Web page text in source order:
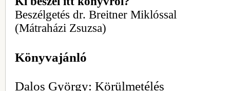
Beszélgetés dr. Breitner Miklóssal
(Mátraházi Zsuzsa)
Könyvajánló
Dalos György: Körülmetélés